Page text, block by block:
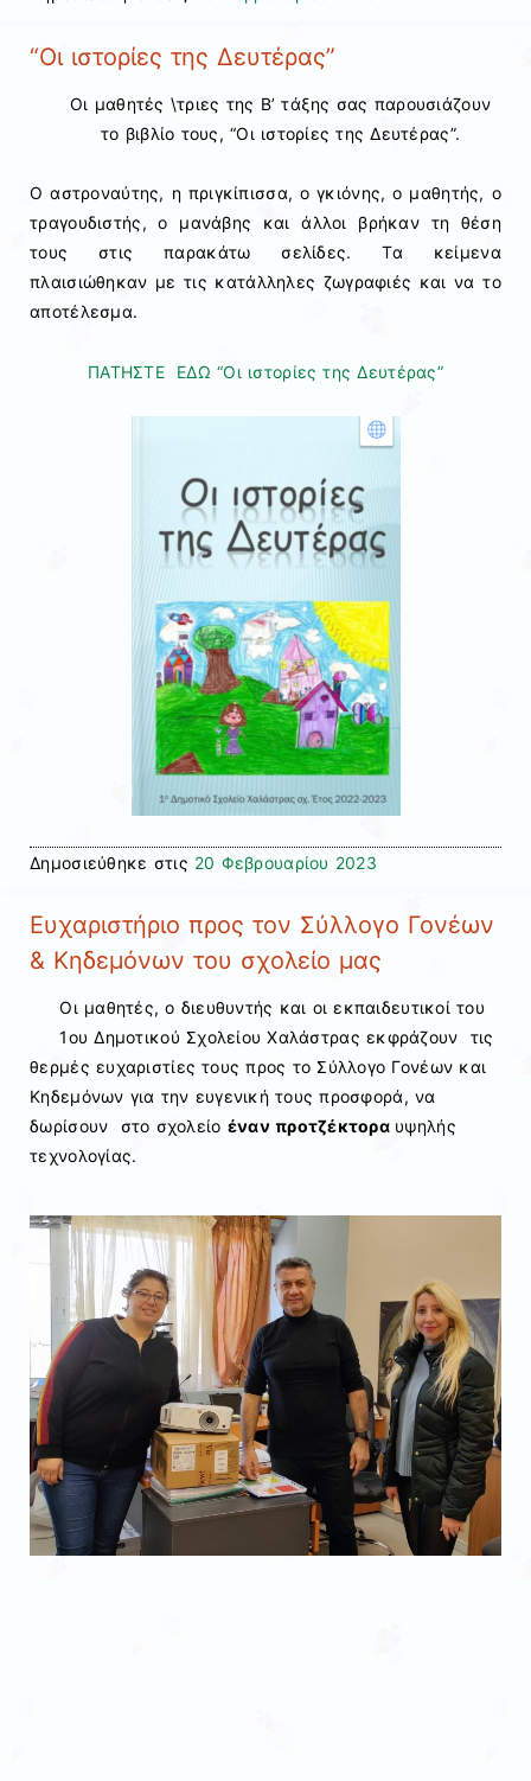
“Οι ιστορίες της Δευτέρας”
Οι μαθητές \τριες της Β’ τάξης σας παρουσιάζουν
το βιβλίο τους, “Οι ιστορίες της Δευτέρας”.
Ο αστροναύτης, η πριγκίπισσα, ο γκιόνης, ο μαθητής, ο
τραγουδιστής, ο μανάβης και άλλοι βρήκαν τη θέση
τους στις παρακάτω σελίδες. Τα κείμενα
πλαισιώθηκαν με τις κατάλληλες ζωγραφιές και να το
αποτέλεσμα.
ΠΑΤΗΣΤΕ ΕΔΩ “Οι ιστορίες της Δευτέρας”
Δημοσιεύθηκε στις 20 Φεβρουαρίου 2023
Ευχαριστήριο προς τον Σύλλογο Γονέων
& Κηδεμόνων του σχολείο μας
Οι μαθητές, ο διευθυντής και οι εκπαιδευτικοί του
1ου Δημοτικού Σχολείου Χαλάστρας εκφράζουν τις
θερμές ευχαριστίες τους προς το Σύλλογο Γονέων και
Κηδεμόνων για την ευγενική τους προσφορά, να
δωρίσουν στο σχολείο έναν προτζέκτορα υψηλής
τεχνολογίας.